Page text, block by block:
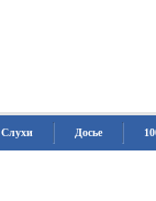
Слухи Досье